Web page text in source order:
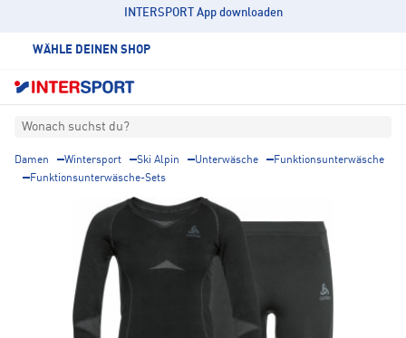
INTERSPORT App downloaden
WÄHLE DEINEN SHOP
Wonach suchst du?
Damen Wintersport Ski Alpin Unterwäsche
Funktionsunterwäsche
Funktionsunterwäsche-Sets